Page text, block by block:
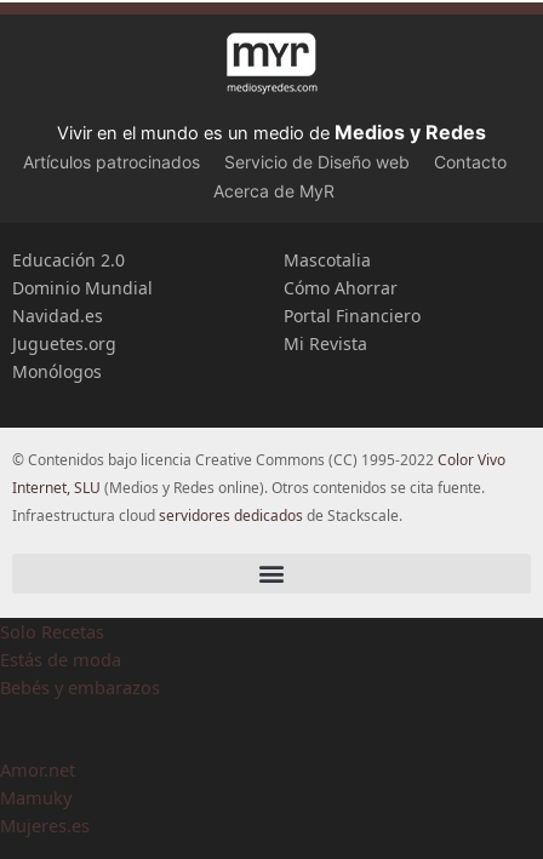
Vivir en el mundo es un medio de Medios y Redes
Artículos patrocinados Servicio de Diseño web
Contacto
Acerca de MyR
Educación 2.0
Dominio Mundial
Navidad.es
Juguetes.org
Monólogos
Mascotalia
Cómo Ahorrar
Portal Financiero
Mi Revista
© Contenidos bajo licencia Creative Commons (CC) 1995-2022Color Vivo
Internet, SLU (Medios y Redes online). Otros contenidos se cita fuente.
Infraestructura cloudservidores dedicados de Stackscale.
Solo Recetas
Estás de moda
Bebés y embarazos
Amor.net
Mamuky
Mujeres.es